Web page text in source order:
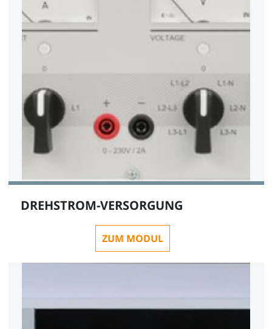
DREHSTROM-VERSORGUNG
ZUM MODUL